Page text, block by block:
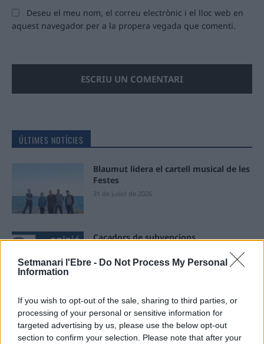
Setmanari l'Ebre - Do Not Process My Personal
Information
If you wish to opt-out of the sale, sharing to third parties, or
processing of your personal or sensitive information for
targeted advertising by us, please use the below opt-out
section to confirm your selection. Please note that after your
Deseu el meu nom, el correu electrònic i el lloc web en
aquest navegador per a la propera vegada que comenti.
ÚLTIMES NOTÍCIES
Blaumut lidera el cartell musical de les
Festes
31 de juliol de 2026
Caçadors de subvencions
Amposta viurà unes festes amb més
de 200 actes i l’expectació per l’eclipsi
31 de juliol de 2026